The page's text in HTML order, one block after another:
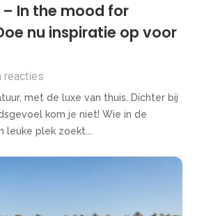
– In the mood for
nu inspiratie op voor
reacties
met de luxe van thuis. Dichter bij
kom je niet! Wie in de
leuke plek zoekt...